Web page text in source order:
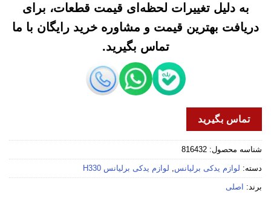
به دلیل تغییرات لحظه‌ای قیمت قطعات، برای
دریافت بهترین قیمت و مشاوره خرید رایگان با ما
تماس بگیرید.
تماس بگیرید
شناسه محصول: 816432
دسته: لوازم یدکی برلیانس, لوازم یدکی برلیانس H330
برند: اصلی